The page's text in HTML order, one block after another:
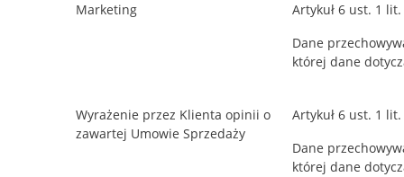
Marketing
Artykuł 6 ust. 1
Dane
której dane
Wyrażenie przez Klienta opinii o
zawartej Umowie Sprzedaży
Artykuł 6 ust. 1
Dane
której dane